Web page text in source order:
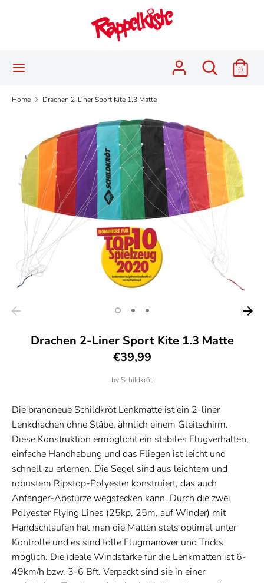
Search
0
Home Drachen 2-Liner Sport Kite 1.3 Matte
Drachen 2-Liner Sport Kite 1.3 Matte
€39,99
by Schildkröt
Die brandneue Schildkröt Lenkmatte ist ein 2-liner
Lenkdrachen ohne Stäbe, ähnlich einem Gleitschirm.
Diese Konstruktion ermöglicht ein stabiles Flugverhalten,
einfache Handhabung und das Fliegen ist leicht und
schnell zu erlernen. Die Segel sind aus leichtem und
robustem Ripstop-Polyester konstruiert, das auch
Anfänger-Abstürze wegstecken kann. Durch die zwei
Polyester Flying Lines (25kp, 25m, auf Winder) mit
Handschlaufen hat man die Matten stets optimal unter
Kontrolle und es sind tolle Flugmanöver und Tricks
möglich. Die ideale Windstärke für die Lenkmatten ist 6-
49km/h bzw. 3-6 Bft. Verpackt sind sie in einer